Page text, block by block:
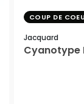
COUP DE
Jacquard
Cyanotype